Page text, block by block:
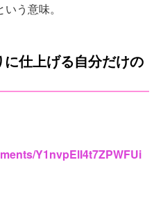
う意味。
仕上げる自分だけの
Y1nvpElI4t7ZPWFUi